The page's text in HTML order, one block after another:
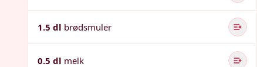
1.5 dl brødsmuler
0.5 dl melk